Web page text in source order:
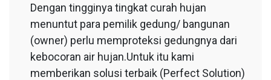
Dengan tingginya tingkat curah hujan
menuntut para pemilik gedung/ bangunan
(owner) perlu memproteksi gedungnya dari
kebocoran air hujan.Untuk itu kami
memberikan solusi terbaik (Perfect Solution)